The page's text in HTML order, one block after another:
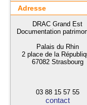
Adresse
DRAC Grand Est
Documentation
Palais du Rhin
2 place de la
67082 Strasbourg
03 88 15 57 55
contact